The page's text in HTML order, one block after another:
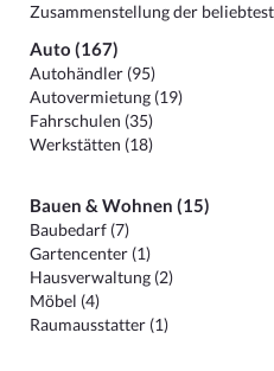
Zusammenstellung der
Auto (167)
Autohändler (95)
Autovermietung (19)
Fahrschulen (35)
Werkstätten (18)
Bauen & Wohnen (15)
Baubedarf (7)
Gartencenter (1)
Hausverwaltung (2)
Möbel (4)
Raumausstatter (1)